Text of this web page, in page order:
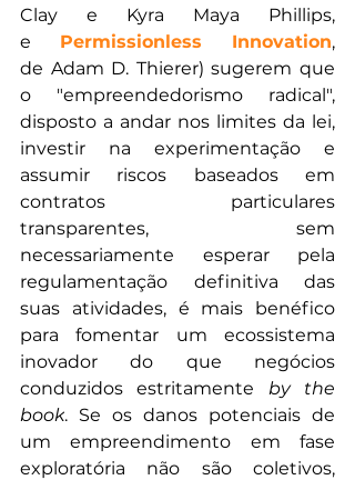
Clay e Kyra Maya Phillips,
e Permissionless Innovation,
de Adam D. Thierer) sugerem que
o "empreendedorismo radical",
disposto a andar nos limites da lei,
investir na experimentação e
assumir riscos baseados em
contratos particulares
transparentes, sem
necessariamente esperar pela
regulamentação definitiva das
suas atividades, é mais benéfico
para fomentar um ecossistema
inovador do que negócios
conduzidos estritamente by the
book. Se os danos potenciais de
um empreendimento em fase
exploratória não são coletivos,